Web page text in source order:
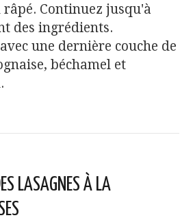
Continuez jusqu'à
des ingrédients.
une dernière couche de
béchamel et
LASAGNES À LA